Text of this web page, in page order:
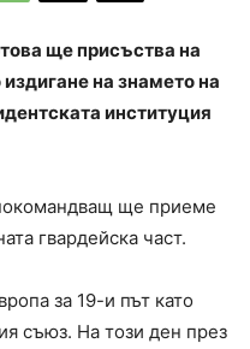
ще присъства на
на знамето на
институция
ще приеме
гвардейска част.
за 19-и път като
съюз. На този ден през